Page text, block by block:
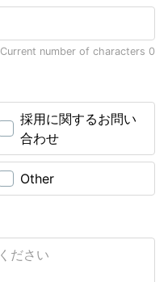
Current number of characters 0
採用に関するお問い
合わせ
Other